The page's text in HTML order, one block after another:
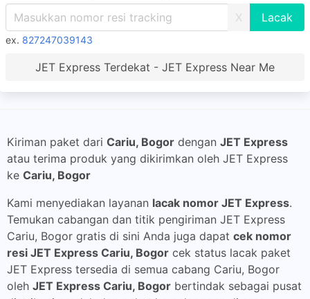
X
ex. 827247039143
JET Express Terdekat - JET Express Near Me
Kiriman paket dari Cariu, Bogor dengan JET Express
atau terima produk yang dikirimkan oleh JET Express
ke Cariu, Bogor
Kami menyediakan layanan lacak nomor JET Express.
Temukan cabangan dan titik pengiriman JET Express
Cariu, Bogor gratis di sini Anda juga dapat cek nomor
resi JET Express Cariu, Bogor cek status lacak paket
JET Express tersedia di semua cabang Cariu, Bogor
oleh JET Express Cariu, Bogor bertindak sebagai pusat